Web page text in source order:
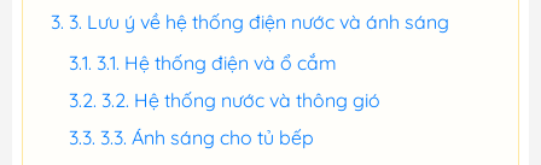
3. Lưu ý về hệ thống điện nước và ánh sáng
3.1. Hệ thống điện và ổ cắm
3.2. Hệ thống nước và thông gió
3.3. Ánh sáng cho tủ bếp